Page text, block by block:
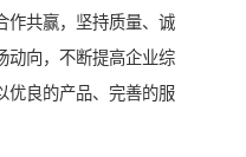
作共赢，坚持质量、诚
动向，不断提高企业综
优良的产品、完善的服